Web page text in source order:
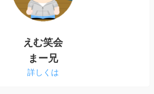
えむ笑会
まー兄
詳しくは